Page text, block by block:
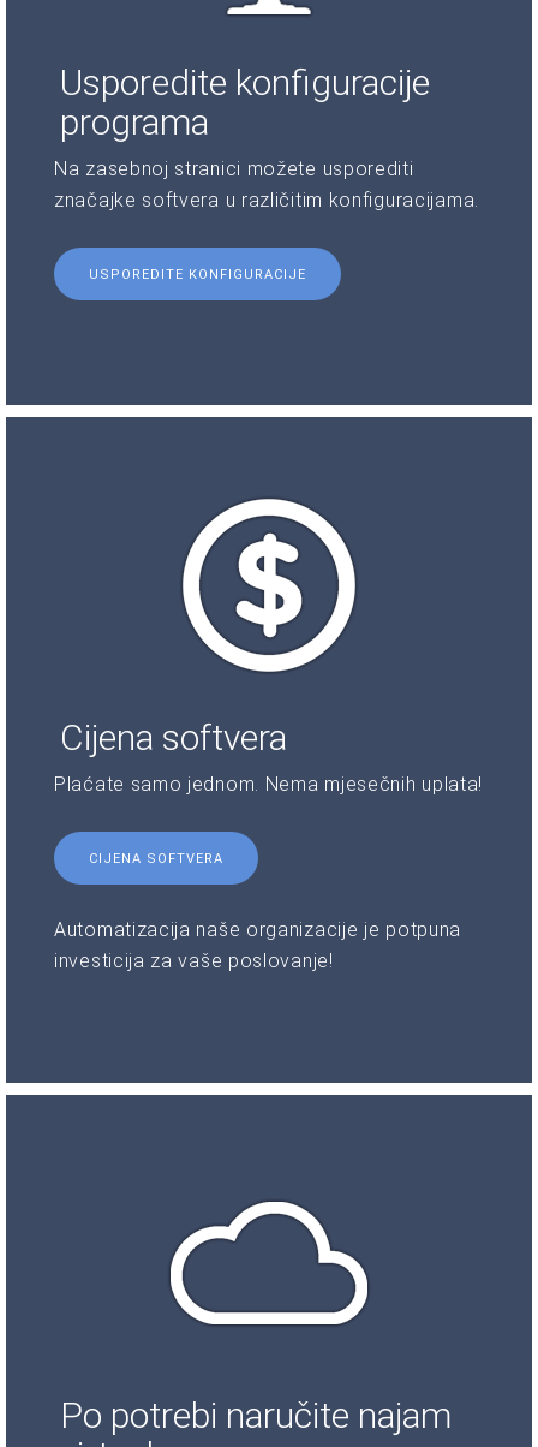
Usporedite konfiguracije
programa
Na zasebnoj stranici možete usporediti
značajke softvera u različitim konfiguracijama.
USPOREDITE KONFIGURACIJE
Cijena softvera
Plaćate samo jednom. Nema mjesečnih uplata!
CIJENA SOFTVERA
Automatizacija naše organizacije je potpuna
investicija za vaše poslovanje!
Po potrebi naručite najam